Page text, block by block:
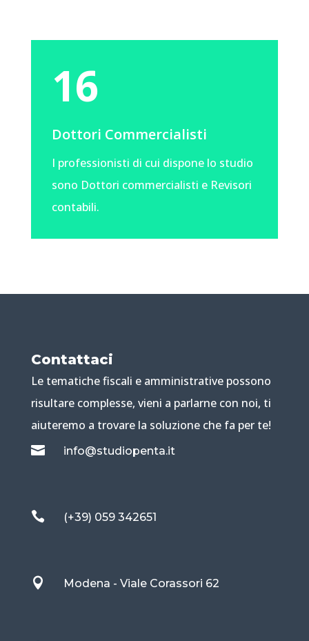
16
Dottori Commercialisti
I professionisti di cui dispone lo studio
sono Dottori commercialisti e Revisori
contabili.
Contattaci
Le tematiche fiscali e amministrative possono
risultare complesse, vieni a parlarne con noi, ti
aiuteremo a trovare la soluzione che fa per te!
 info@studiopenta.it
 (+39) 059 342651
 Modena - Viale Corassori 62